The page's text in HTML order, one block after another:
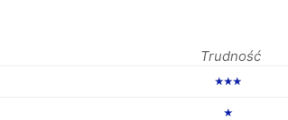
Trudność
★★★
★